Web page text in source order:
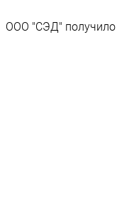
ООО "СЭД" получило